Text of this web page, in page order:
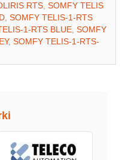
RTS, SOMFY TELIS
, SOMFY TELIS-1-RTS
1-RTS BLUE, SOMFY
, SOMFY TELIS-1-RTS-